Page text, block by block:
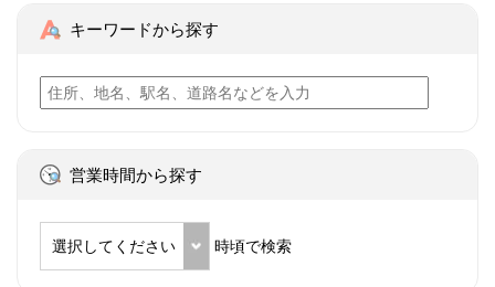
キーワードから探す
営業時間から探す
選択してください 時頃で検索